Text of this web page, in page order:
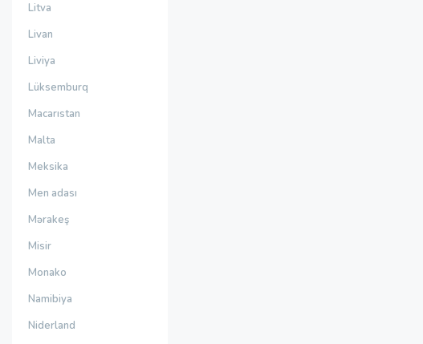
Litva
Livan
Liviya
Lüksemburq
Macarıstan
Malta
Meksika
Men adası
Mərakeş
Misir
Monako
Namibiya
Niderland